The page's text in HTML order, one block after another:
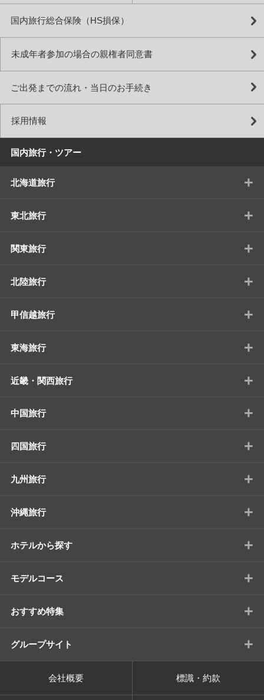
国内旅行総合保険（HS損保）
未成年者参加の場合の親権者同意書
ご出発までの流れ・当日のお手続き
採用情報
国内旅行・ツアー
北海道旅行 +
東北旅行 +
関東旅行 +
北陸旅行 +
甲信越旅行 +
東海旅行 +
近畿・関西旅行 +
中国旅行 +
四国旅行 +
九州旅行 +
沖縄旅行 +
ホテルから探す +
モデルコース +
おすすめ特集 +
グループサイト +
会社概要 標識・約款